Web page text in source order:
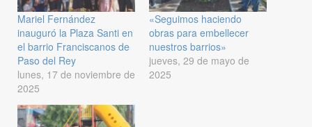
Mariel Fernández
inauguró la Plaza Santi en
el barrio Franciscanos de
Paso del Rey
lunes, 17 de noviembre de
2025
«Seguimos haciendo
obras para embellecer
nuestros barrios»
jueves, 29 de mayo de
2025